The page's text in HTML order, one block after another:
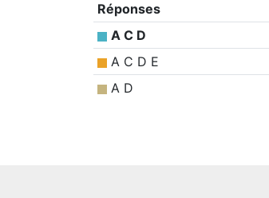
Réponses
A C D
A C D E
A D